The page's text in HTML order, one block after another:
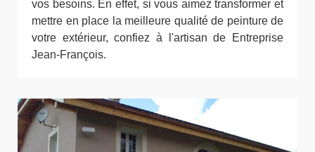
vos besoins. En effet, si vous aimez transformer et
mettre en place la meilleure qualité de peinture de
votre extérieur, confiez à l'artisan de Entreprise
Jean-François.